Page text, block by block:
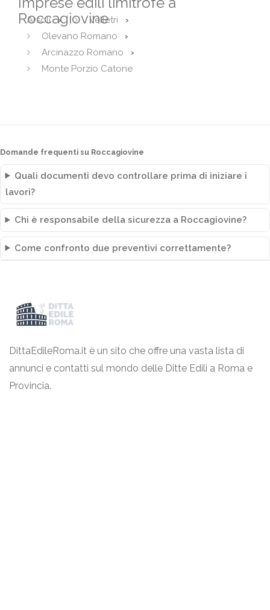
Roccagiovine
Arsoli
Velletri
Olevano Romano
Arcinazzo Romano
Monte Porzio Catone
Domande frequenti su Roccagiovine
Quali documenti devo controllare prima di iniziare i
lavori?
Chi è responsabile della sicurezza a Roccagiovine?
Come confronto due preventivi correttamente?
DittaEdileRoma.it è un sito che offre una vasta lista di
annunci e contatti sul mondo delle Ditte Edili a Roma e
Provincia.